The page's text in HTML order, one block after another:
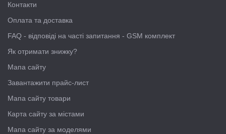
Контакти
Оплата та доставка
FAQ - відповіді на часті запитання - GSM комплект
Як отримати знижку?
Мапа сайту
Завантажити прайс-лист
Мапа сайту товари
Карта сайту за містами
Мапа сайту за моделями